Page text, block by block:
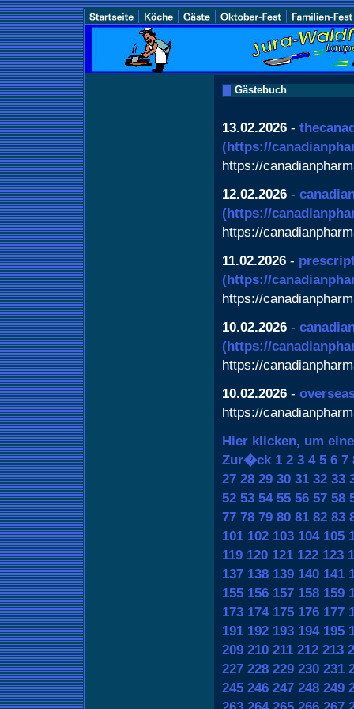
Gästebuch
13.02.2026 -
(https://
https://
12.02.2026 -
(https://
https://
11.02.2026 -
(https://
https://
10.02.2026 -
(https://
https://
10.02.2026 -
https://
Hier klicken, um
Zur�ck 1 2 3 4 5 6 7
27 28 29 30 31 32 33
52 53 54 55 56 57 58
77 78 79 80 81 82 83
101 102 103 104 105
119 120 121 122 123
137 138 139 140 141
155 156 157 158 159
173 174 175 176 177
191 192 193 194 195
209 210 211 212 213
227 228 229 230 231
245 246 247 248 249